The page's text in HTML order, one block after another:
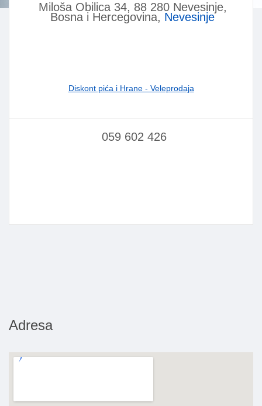
Miloša Obilica 34, 88 280 Nevesinje,
Bosna i Hercegovina, Nevesinje
Diskont pića i Hrane - Veleprodaja
059 602 426
Adresa